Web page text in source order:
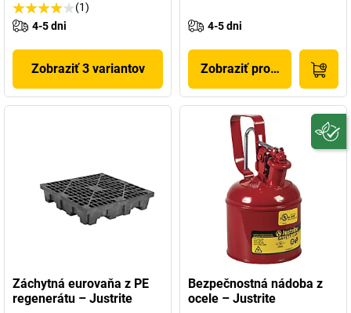
(1)
4-5 dni
Zobraziť 3 variantov
4-5 dni
Zobraziť produkt
Záchytná eurovaňa z PE
regenerátu – Justrite
Bezpečnostná nádoba z
ocele – Justrite